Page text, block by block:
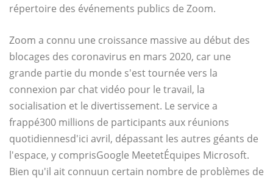
répertoire des événements publics de Zoom.
Zoom a connu une croissance massive au début des
blocages des coronavirus en mars 2020, car une
grande partie du monde s'est tournée vers la
connexion par chat vidéo pour le travail, la
socialisation et le divertissement. Le service a
frappé300 millions de participants aux réunions
quotidiennesd'ici avril, dépassant les autres géants de
l'espace, y comprisGoogle MeetetÉquipes Microsoft.
Bien qu'il ait connuun certain nombre de problèmes de